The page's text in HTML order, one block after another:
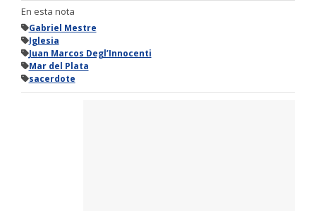
En esta nota
Gabriel Mestre
Iglesia
Juan Marcos Degl’Innocenti
Mar del Plata
sacerdote